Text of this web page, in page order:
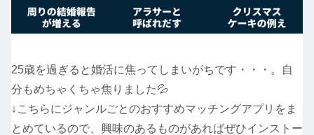
25歳を過ぎると婚活に焦ってしまいがちです・・・。自
分もめちゃくちゃ焦りました💦
↓こちらにジャンルごとのおすすめマッチングアプリをま
とめているので、興味のあるものがあればぜひインストー